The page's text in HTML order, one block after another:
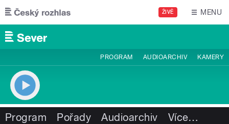
Přejít k hlavnímu obsahu
ŽIVĚ MENU
PROGRAM AUDIOARCHIV KAMERY
Program Pořady Audioarchiv Více…